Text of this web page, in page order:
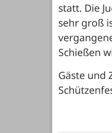
statt. Die
sehr groß
Schießen
Gäste und